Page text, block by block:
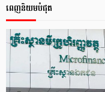
ពេញនិយមបំផុត